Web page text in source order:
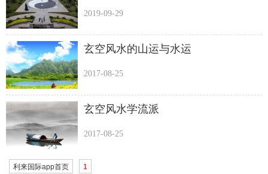
2019-09-29
玄空风水的山运与水运
2017-08-25
玄空风水学流派
2017-08-25
利来国际app首页 1